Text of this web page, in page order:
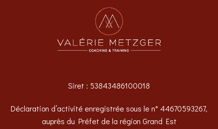
Siret : 53843486100018
Déclaration d’activité enregistrée sous le n° 44670593267,
auprès du Préfet de la région Grand Est